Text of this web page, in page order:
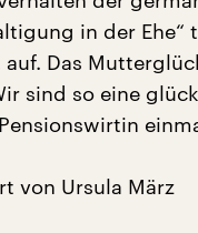
in der
auf. Das
sind so eine
von Ursula März